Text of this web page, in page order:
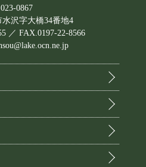
0867
沢字大橋34番地4
／ FAX.0197-22-8566